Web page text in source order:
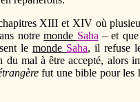
XIII et XIV où
notremonde Saha – et
lemonde Saha, il refuse
du mal à être accepté, alors
fut une bible pour les